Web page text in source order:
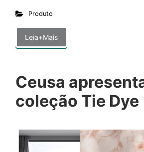
Produto
Leia+Mais
Ceusa
coleção Tie Dye